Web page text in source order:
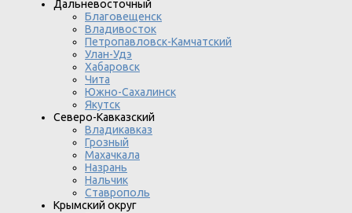
Дальневосточный
Благовещенск
Владивосток
Петропавловск-Камчатский
Улан-Удэ
Хабаровск
Чита
Южно-Сахалинск
Якутск
Северо-Кавказский
Владикавказ
Грозный
Махачкала
Назрань
Нальчик
Ставрополь
Крымский округ